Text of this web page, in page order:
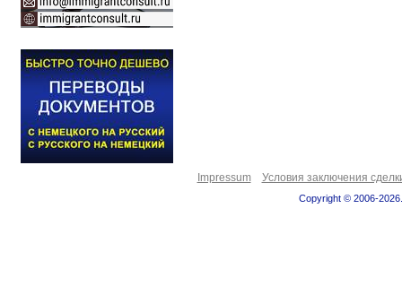
Impressum Условия заключения
Copyright © 2006-